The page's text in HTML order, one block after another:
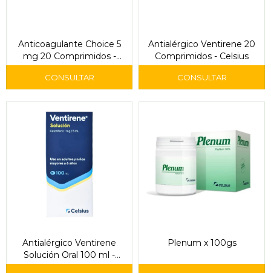
Anticoagulante Choice 5
mg 20 Comprimidos -
Gador
Antialérgico Ventirene 20
Comprimidos - Celsius
Antialérgico Ventirene
Solución Oral 100 ml -
Celsius
Plenum x 100gs